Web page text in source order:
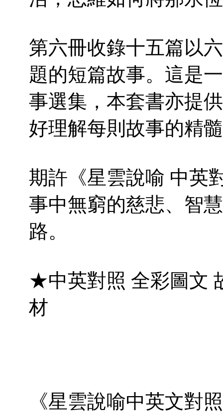
第六冊收錄十五篇以
題的短篇故事。這是
事選集，本套書亦提
好理解每則故事的精
期許《星雲說喻 中英
事中無窮的慈悲、智
路。
★中英對照 全彩圖文
材
《星雲說喻中英文對